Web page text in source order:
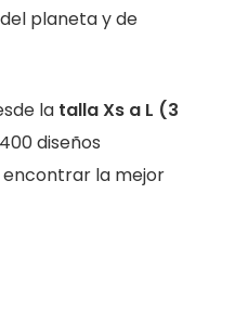
planeta y de
la talla Xs a L (3
diseños
la mejor